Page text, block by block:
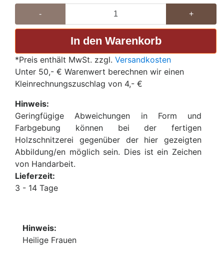
- +
*Preis enthält MwSt. zzgl. Versandkosten
Unter 50,- € Warenwert berechnen wir einen
Kleinrechnungszuschlag von 4,- €
Hinweis:
Geringfügige Abweichungen in Form und
Farbgebung können bei der fertigen
Holzschnitzerei gegenüber der hier gezeigten
Abbildung/en möglich sein. Dies ist ein Zeichen
von Handarbeit.
Lieferzeit:
3 - 14 Tage
Hinweis:
Heilige Frauen